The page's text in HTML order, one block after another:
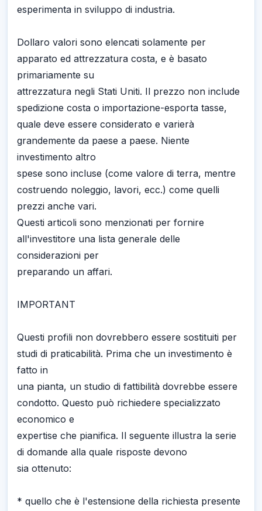
esperimenta in sviluppo di industria.
Dollaro valori sono elencati solamente per
apparato ed attrezzatura costa, e è basato
primariamente su
attrezzatura negli Stati Uniti. Il prezzo non include
spedizione costa o importazione-esporta tasse,
quale deve essere considerato e varierà
grandemente da paese a paese. Niente
investimento altro
spese sono incluse (come valore di terra, mentre
costruendo noleggio, lavori, ecc.) come quelli
prezzi anche vari.
Questi articoli sono menzionati per fornire
all'investitore una lista generale delle
considerazioni per
preparando un affari.
IMPORTANT
Questi profili non dovrebbero essere sostituiti per
studi di praticabilità. Prima che un investimento è
fatto in
una pianta, un studio di fattibilità dovrebbe essere
condotto. Questo può richiedere specializzato
economico e
expertise che pianifica. Il seguente illustra la serie
di domande alla quale risposte devono
sia ottenuto:
* quello che è l'estensione della richiesta presente